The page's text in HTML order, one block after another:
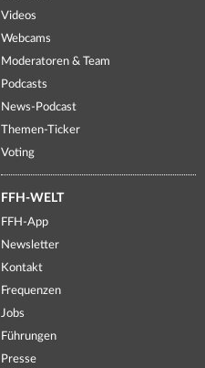
Videos
Webcams
Moderatoren & Team
Podcasts
News-Podcast
Themen-Ticker
Voting
FFH-WELT
FFH-App
Newsletter
Kontakt
Frequenzen
Jobs
Führungen
Presse